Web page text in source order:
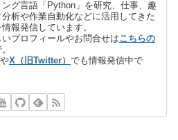
ング言語「Python」を研究、仕事、趣
析や作業自動化などに活用してきた
報発信しています。
プロフィールやお問合せはこちらの
やX（旧Twitter）でも情報発信中で